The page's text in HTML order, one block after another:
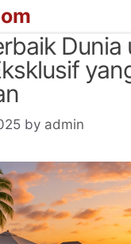
Dunia
by admin